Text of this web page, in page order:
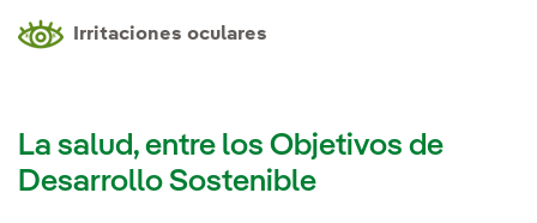
Irritaciones oculares
La salud, entre los Objetivos de
Desarrollo Sostenible